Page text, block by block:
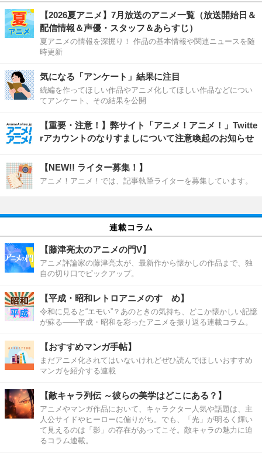
【2026夏アニメ】7月放送のアニメ一覧（放送開始日＆
配信情報＆声優・スタッフ＆あらすじ）
夏アニメの情報を深掘り！ 作品の基本情報や関連ニュースを随
時更新
気になる「アンケート」結果に注目
続編を作ってほしい作品やアニメ化してほしい作品などについ
てアンケート、その結果を公開
【重要・注意！】弊サイト「アニメ！アニメ！」Twitte
rアカウントのなりすましについて注意喚起のお知らせ
【NEW!! ライター募集！】
アニメ！アニメ！では、記事執筆ライターを募集しています。
連載コラム
【藤津亮太のアニメの門V】
アニメ評論家の藤津亮太が、最新作から懐かしの作品まで、独
自の切り口でピックアップ。
【平成・昭和レトロアニメのすゝめ】
令和に見ると“エモい”？あのときの気持ち、どこか懐かしい記憶
が蘇る――平成・昭和を彩ったアニメを振り返る連載コラム。
【おすすめマンガ手帖】
まだアニメ化されてはいないけれどぜひ読んでほしいおすすめ
マンガを紹介する連載
【敵キャラ列伝 ～彼らの美学はどこにある？】
アニメやマンガ作品において、キャラクター人気や話題は、主
人公サイドやヒーローに偏りがち。でも、「光」が明るく輝い
て見えるのは「影」の存在があってこそ。敵キャラの魅力に迫
るコラム連載。